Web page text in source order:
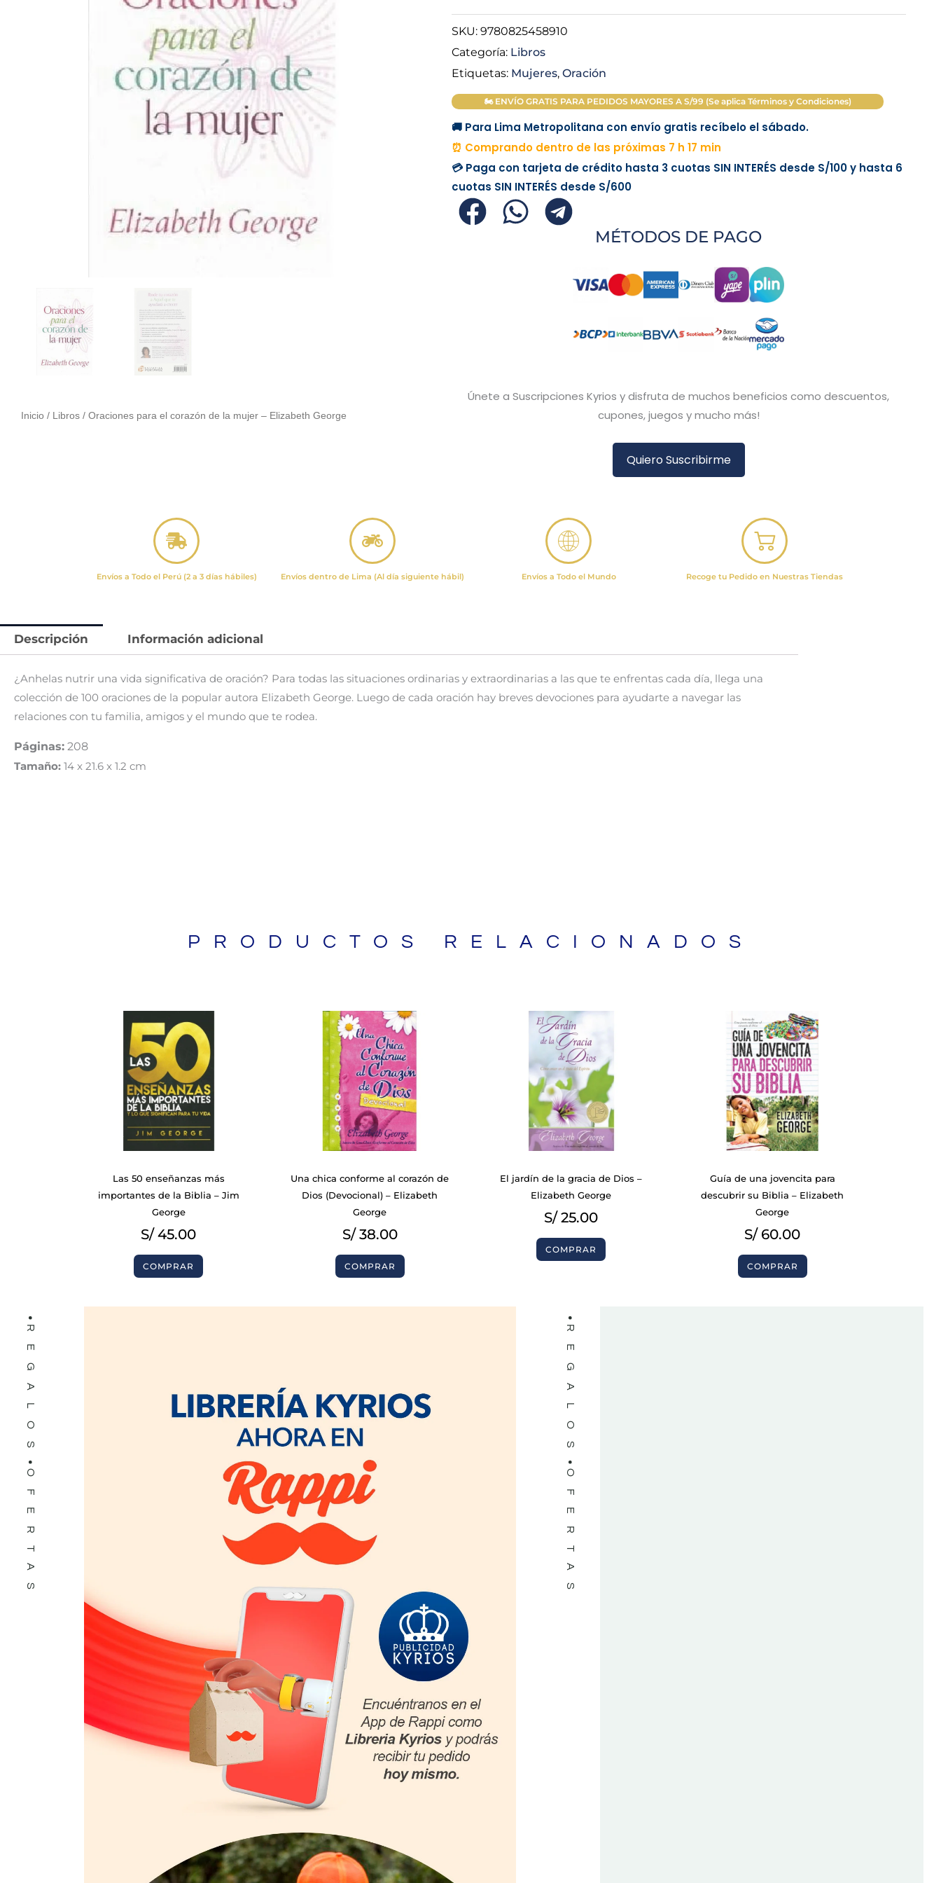
Inicio / Libros / Oraciones para el corazón de la mujer – Elizabeth George
SKU: 9780825458910
Categoría: Libros
Etiquetas: Mujeres, Oración
🏍 ENVÍO GRATIS PARA PEDIDOS MAYORES A S/99 (Se aplica Términos y Condiciones)
🚚 Para Lima Metropolitana con envío gratis recíbelo el sábado.
⏰ Comprando dentro de las próximas 7 h 17 min
💳 Paga con tarjeta de crédito hasta 3 cuotas SIN INTERÉS desde S/100y hasta 6
cuotas SIN INTERÉS desde S/600
MÉTODOS DE PAGO
Únete a Suscripciones Kyrios y disfruta de muchos beneficios como descuentos,
cupones, juegos y mucho más!
Quiero Suscribirme
Envíos a Todo el Perú (2 a 3 días hábiles) Envíos dentro de Lima (Al día siguiente hábil) Envíos a Todo el Mundo Recoge tu Pedido en Nuestras Tiendas
Descripción Información adicional
¿Anhelas nutrir una vida significativa de oración? Para todas las situaciones ordinarias y extraordinarias a las que te enfrentas cada día, llega una
colección de 100 oraciones de la popular autora Elizabeth George. Luego de cada oración hay breves devociones para ayudarte a navegar las
relaciones con tu familia, amigos y el mundo que te rodea.
Páginas: 208
Tamaño: 14 x 21.6 x 1.2 cm
PRODUCTOS RELACIONADOS
Las 50 enseñanzas más
importantes de la Biblia – Jim
George
S/45.00
COMPRAR
Una chica conforme al corazón de
Dios (Devocional) – Elizabeth
George
S/38.00
COMPRAR
El jardín de la gracia de Dios –
Elizabeth George
S/25.00
COMPRAR
Guía de una jovencita para
descubrir su Biblia – Elizabeth
George
S/60.00
COMPRAR
BIBLIAS
LIBROS
REGALOS
OFERTAS
REGALOS
OFERTAS